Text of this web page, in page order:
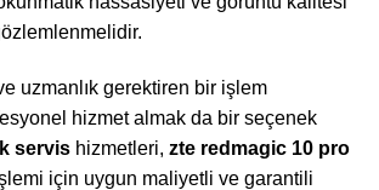
uzmanlık gerektiren bir işlem
hizmet almak da bir seçenek
servis hizmetleri, zte redmagic 10 pro
için uygun maliyetli ve garantili